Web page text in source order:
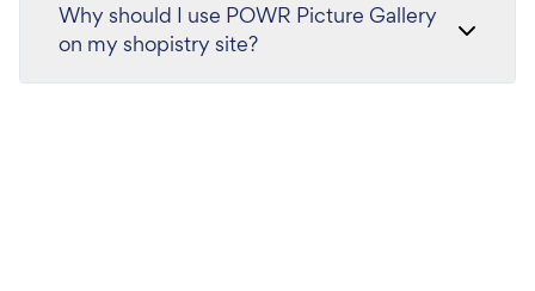
Why should I use POWR Picture Gallery
on my shopistry site?